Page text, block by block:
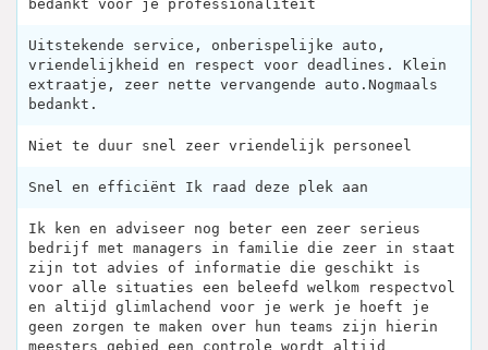
bedankt voor je professionaliteit
Uitstekende service, onberispelijke auto,
vriendelijkheid en respect voor deadlines. Klein
extraatje, zeer nette vervangende auto.Nogmaals
bedankt.
Niet te duur snel zeer vriendelijk personeel
Snel en efficiënt Ik raad deze plek aan
Ik ken en adviseer nog beter een zeer serieus
bedrijf met managers in familie die zeer in staat
zijn tot advies of informatie die geschikt is
voor alle situaties een beleefd welkom respectvol
en altijd glimlachend voor je werk je hoeft je
geen zorgen te maken over hun teams zijn hierin
meesters gebied een controle wordt altijd